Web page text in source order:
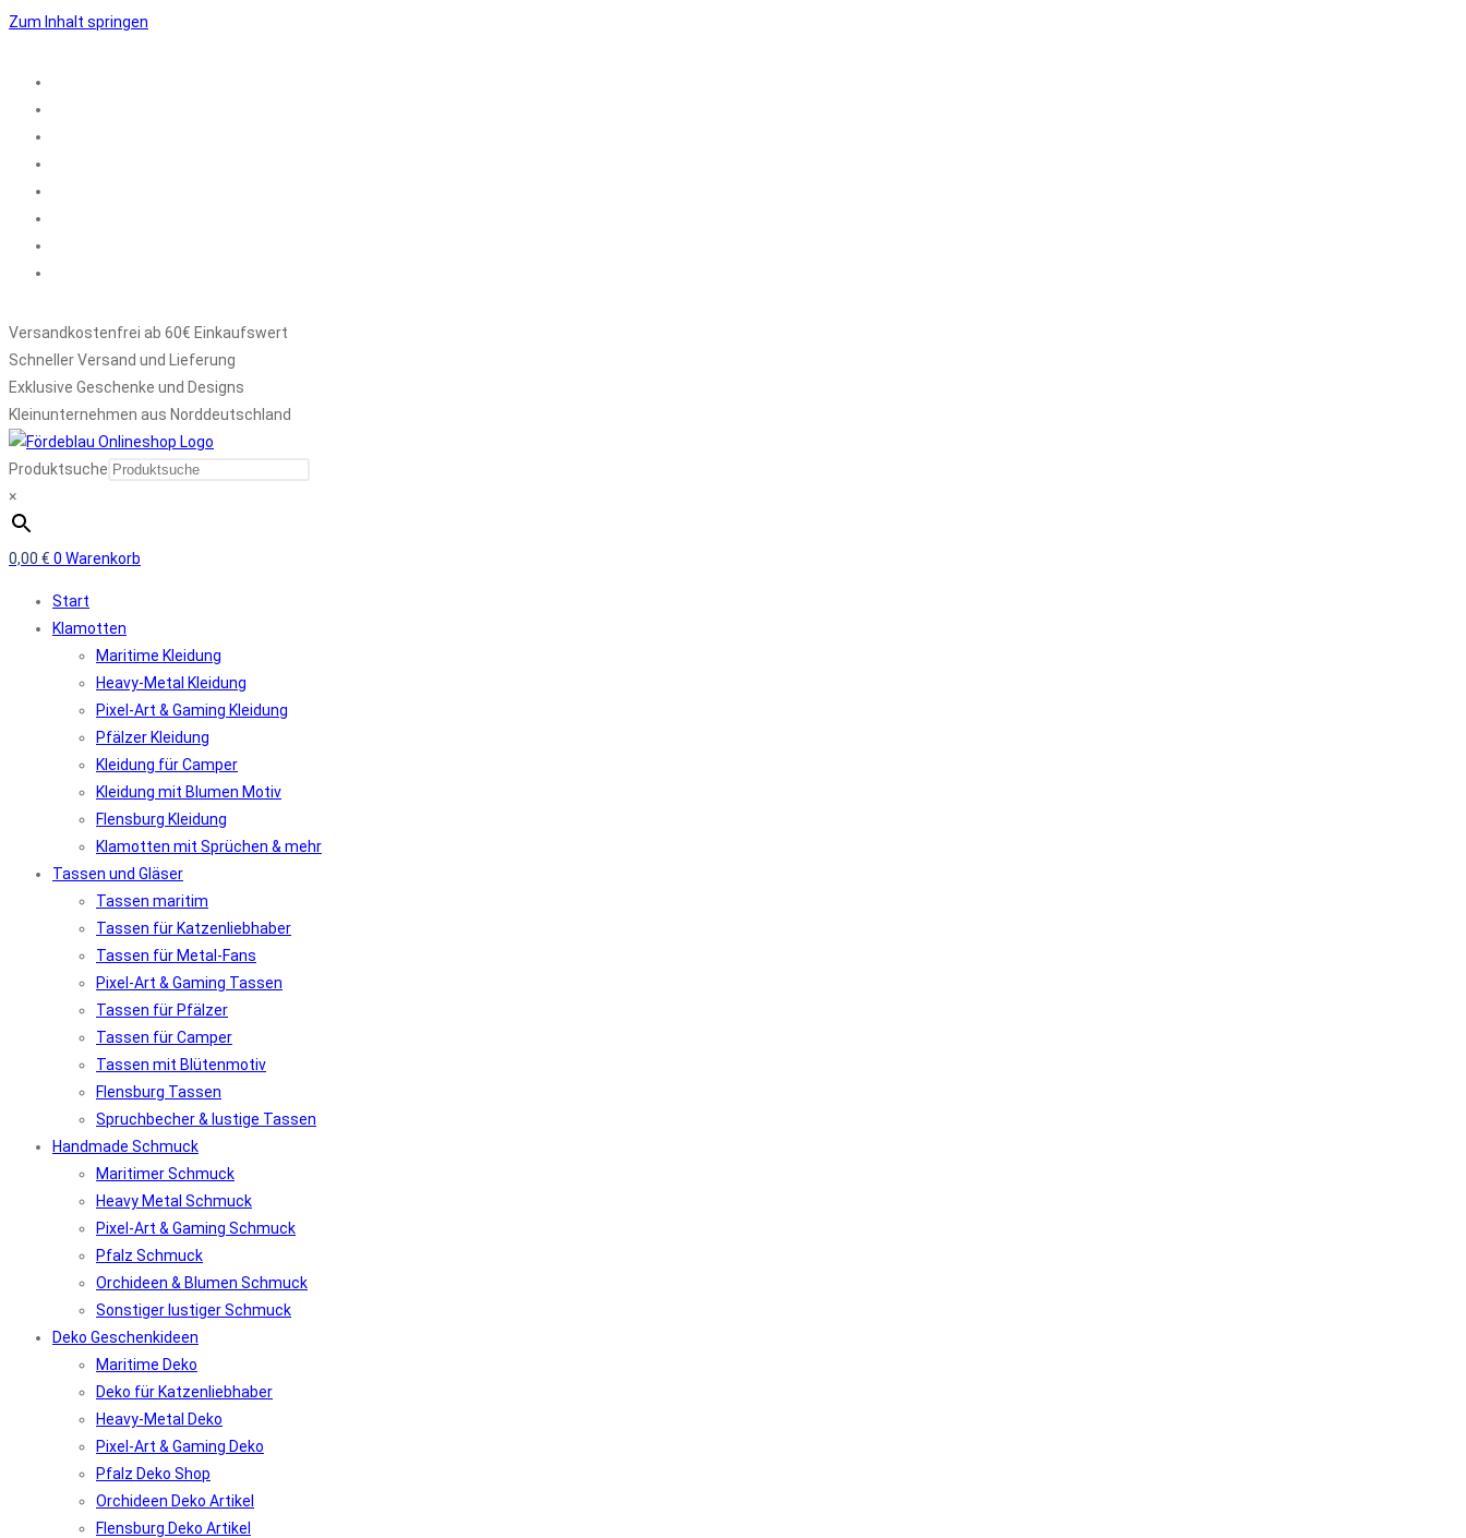
Zum Inhalt springen
Versandkostenfrei ab 60€ Einkaufswert
Schneller Versand und Lieferung
Exklusive Geschenke und Designs
Kleinunternehmen aus Norddeutschland
Produktsuche
×
0,00 € 0 Warenkorb
Start
Klamotten
Maritime Kleidung
Heavy-Metal Kleidung
Pixel-Art & Gaming Kleidung
Pfälzer Kleidung
Kleidung für Camper
Kleidung mit Blumen Motiv
Flensburg Kleidung
Klamotten mit Sprüchen & mehr
Tassen und Gläser
Tassen maritim
Tassen für Katzenliebhaber
Tassen für Metal-Fans
Pixel-Art & Gaming Tassen
Tassen für Pfälzer
Tassen für Camper
Tassen mit Blütenmotiv
Flensburg Tassen
Spruchbecher & lustige Tassen
Handmade Schmuck
Maritimer Schmuck
Heavy Metal Schmuck
Pixel-Art & Gaming Schmuck
Pfalz Schmuck
Orchideen & Blumen Schmuck
Sonstiger lustiger Schmuck
Deko Geschenkideen
Maritime Deko
Deko für Katzenliebhaber
Heavy-Metal Deko
Pixel-Art & Gaming Deko
Pfalz Deko Shop
Orchideen Deko Artikel
Flensburg Deko Artikel